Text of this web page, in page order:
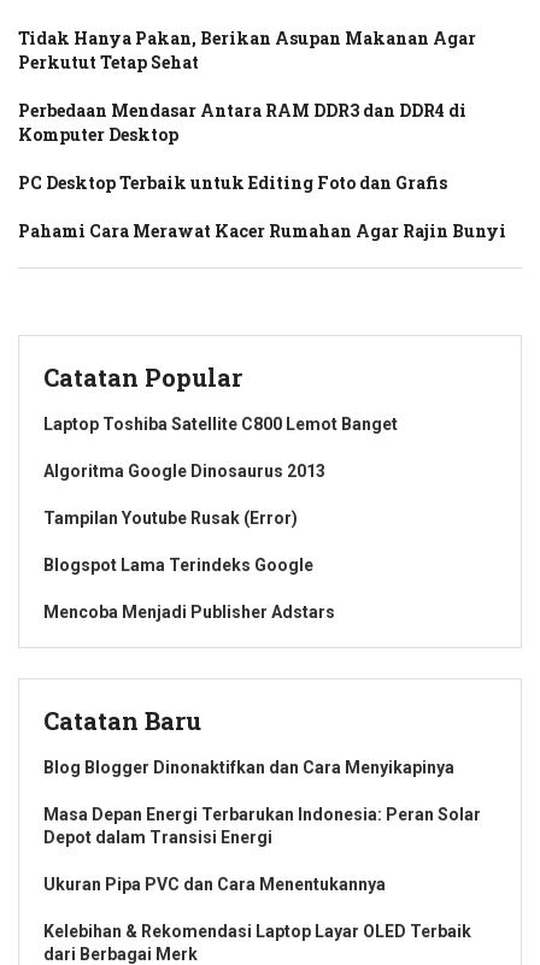
Tidak Hanya Pakan, Berikan Asupan Makanan Agar
Perkutut Tetap Sehat
Perbedaan Mendasar Antara RAM DDR3 dan DDR4 di
Komputer Desktop
PC Desktop Terbaik untuk Editing Foto dan Grafis
Pahami Cara Merawat Kacer Rumahan Agar Rajin Bunyi
Catatan Popular
Laptop Toshiba Satellite C800 Lemot Banget
Algoritma Google Dinosaurus 2013
Tampilan Youtube Rusak (Error)
Blogspot Lama Terindeks Google
Mencoba Menjadi Publisher Adstars
Catatan Baru
Blog Blogger Dinonaktifkan dan Cara Menyikapinya
Masa Depan Energi Terbarukan Indonesia: Peran Solar
Depot dalam Transisi Energi
Ukuran Pipa PVC dan Cara Menentukannya
Kelebihan & Rekomendasi Laptop Layar OLED Terbaik
dari Berbagai Merk